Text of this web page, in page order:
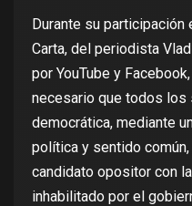
Durante su participación
Carta, del periodista
por YouTube y
necesario que todos
democrática, mediante
política y sentido
candidato opositor con
inhabilitado por el